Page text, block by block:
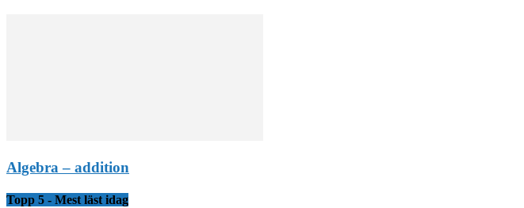
Algebra – addition
Topp 5 - Mest läst idag